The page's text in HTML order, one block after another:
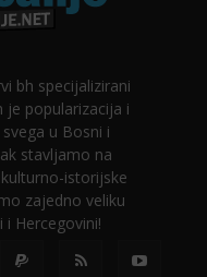
bh specijalizirani
je popularizacija i
u Bosni i
stavljamo na
istorijske
zajedno veliku
i Hercegovini!